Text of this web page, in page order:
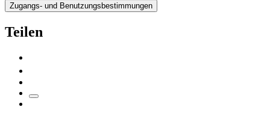
Zugangs- und Benutzungsbestimmungen
Teilen